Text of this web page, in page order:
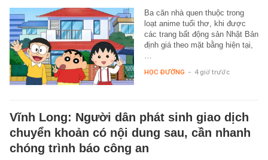
Ba căn nhà quen thuộc trong
loạt anime tuổi thơ, khi được
các trang bất động sản Nhật Bản
định giá theo mặt bằng hiện tại,
HỌC ĐƯỜNG - 4 giờ trước
Vĩnh Long: Người dân phát sinh giao dịch
chuyển khoản có nội dung sau, cần nhanh
chóng trình báo công an